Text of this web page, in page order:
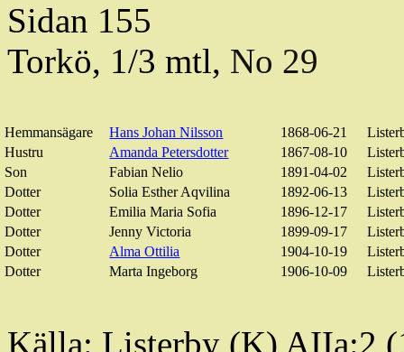
Sidan 155
Torkö, 1/3 mtl, No 29
Hemmansägare Hans Johan Nilsson 1868-06-21
Hustru
Amanda Petersdotter 1867-08-10
Son
FabianNelio 1891-04-02
Dotter
Solia EstherAqvilina 1892-06-13
Dotter
Emilia Maria Sofia 1896-12-17
Dotter
Jenny Victoria 1899-09-17
Dotter
Alma Ottilia 1904-10-19
Dotter
Marta Ingeborg 1906-10-09
Källa: Listerby (K) AIIa:2